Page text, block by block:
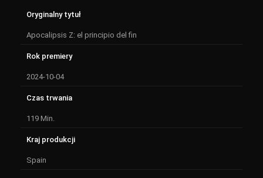
Oryginalny tytuł
Apocalipsis Z: el principio del fin
Rok premiery
2024-10-04
Czas trwania
119 Min.
Kraj produkcji
Spain